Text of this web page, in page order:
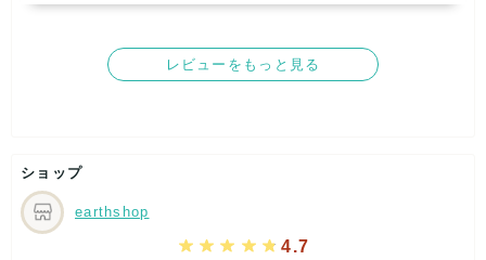
レビューをもっと見る
ショップ
earthshop
4.7